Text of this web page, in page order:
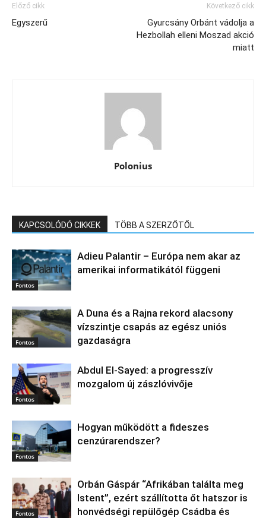
Előző cikk
Egyszerű
Következő cikk
Gyurcsány Orbánt vádolja a
Hezbollah elleni Moszad akció
miatt
Polonius
KAPCSOLÓDÓ CIKKEK TÖBB A SZERZŐTŐL
Fontos
Adieu Palantir – Európa nem akar az
amerikai informatikától függeni
Fontos
A Duna és a Rajna rekord alacsony
vízszintje csapás az egész uniós
gazdaságra
Fontos
Abdul El‑Sayed: a progresszív
mozgalom új zászlóvivője
Fontos
Hogyan működött a fideszes
cenzúrarendszer?
Fontos
Orbán Gáspár “Afrikában találta meg
Istent”, ezért szállította őt hatszor is
honvédségi repülőgép Csádba és